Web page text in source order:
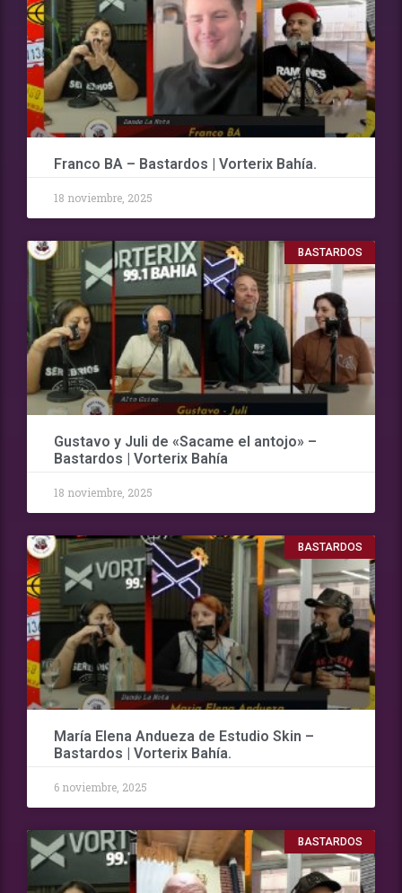
Franco BA – Bastardos | Vorterix Bahía.
18 noviembre, 2025
BASTARDOS
Gustavo y Juli de «Sacame el antojo» –
Bastardos | Vorterix Bahía
18 noviembre, 2025
BASTARDOS
María Elena Andueza de Estudio Skin –
Bastardos | Vorterix Bahía.
6 noviembre, 2025
BASTARDOS